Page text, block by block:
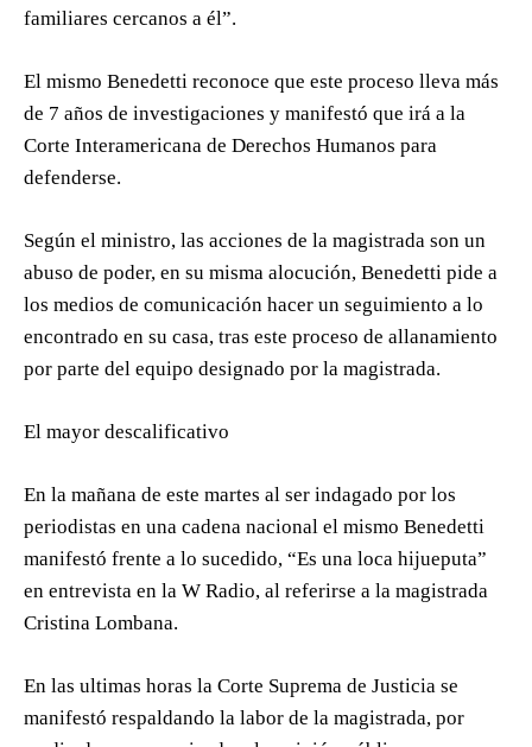
familiares cercanos a él”.
El mismo Benedetti reconoce que este proceso lleva más
de 7 años de investigaciones y manifestó que irá a la
Corte Interamericana de Derechos Humanos para
defenderse.
Según el ministro, las acciones de la magistrada son un
abuso de poder, en su misma alocución, Benedetti pide a
los medios de comunicación hacer un seguimiento a lo
encontrado en su casa, tras este proceso de allanamiento
por parte del equipo designado por la magistrada.
El mayor descalificativo
En la mañana de este martes al ser indagado por los
periodistas en una cadena nacional el mismo Benedetti
manifestó frente a lo sucedido, “Es una loca hijueputa”
en entrevista en la W Radio, al referirse a la magistrada
Cristina Lombana.
En las ultimas horas la Corte Suprema de Justicia se
manifestó respaldando la labor de la magistrada, por